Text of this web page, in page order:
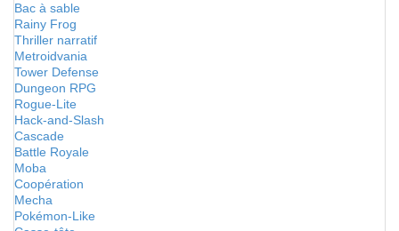
Bac à sable
Rainy Frog
Thriller narratif
Metroidvania
Tower Defense
Dungeon RPG
Rogue-Lite
Hack-and-Slash
Cascade
Battle Royale
Moba
Coopération
Mecha
Pokémon-Like